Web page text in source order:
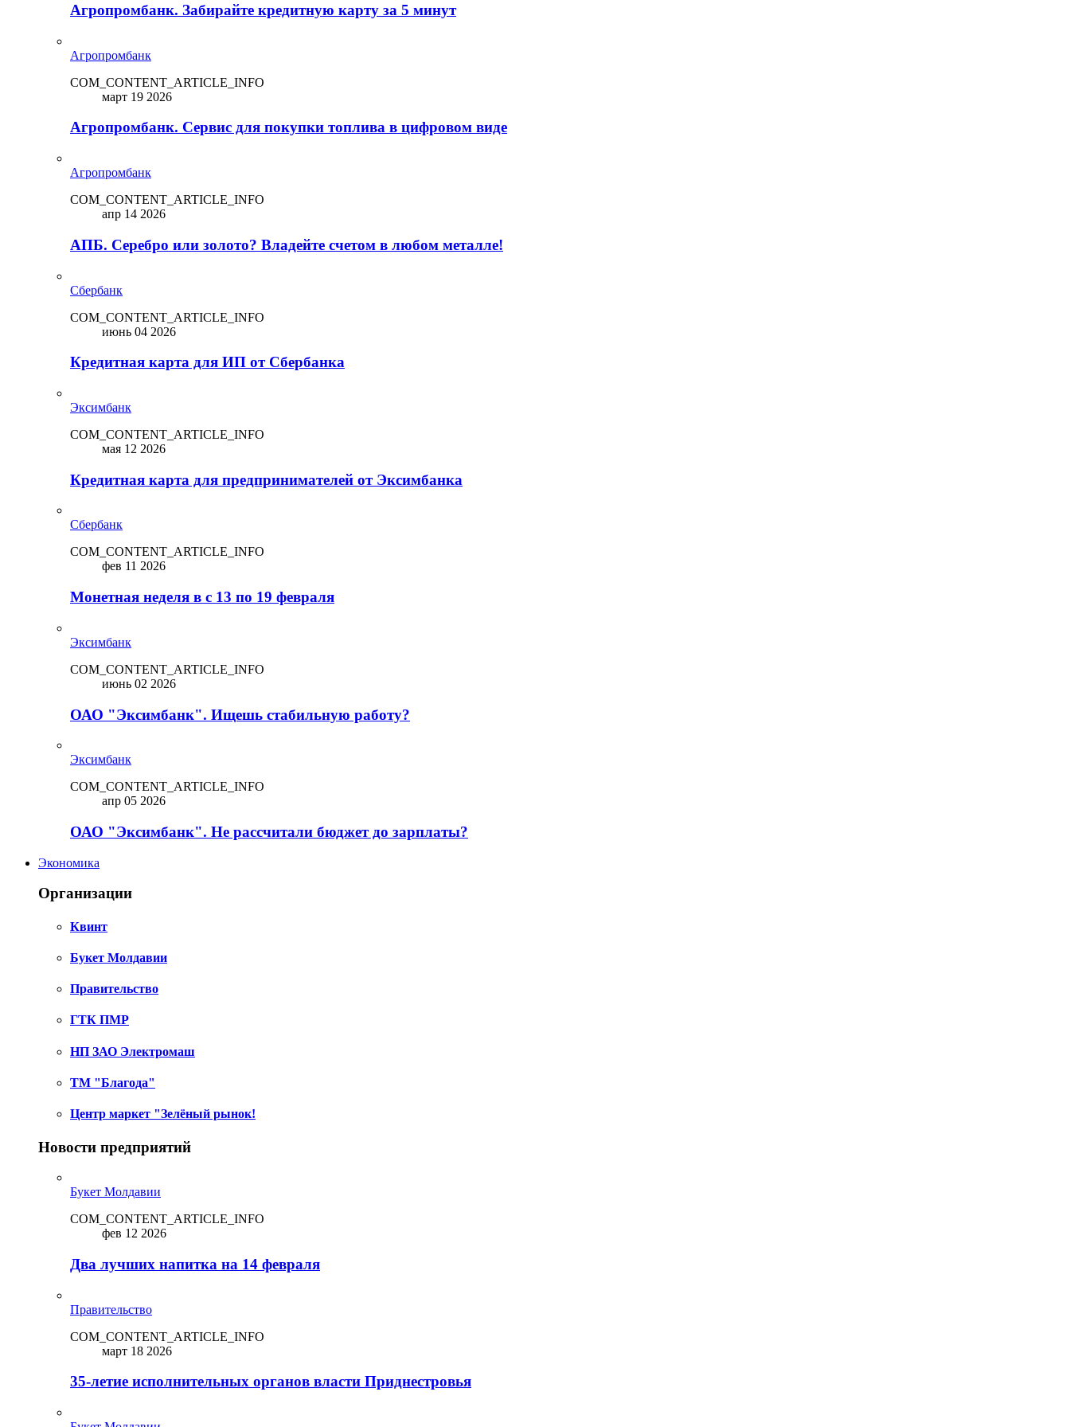
Агропромбанк. Забирайте кредитную карту за 5 минут
Агропромбанк
COM_CONTENT_ARTICLE_INFO
март 19 2026
Агропромбанк. Сервис для покупки топлива в цифровом виде
Агропромбанк
COM_CONTENT_ARTICLE_INFO
апр 14 2026
АПБ. Серебро или золото? Владейте счетом в любом металле!
Сбербанк
COM_CONTENT_ARTICLE_INFO
июнь 04 2026
Кредитная карта для ИП от Сбербанка
Эксимбанк
COM_CONTENT_ARTICLE_INFO
мая 12 2026
Кредитная карта для предпринимателей от Эксимбанка
Сбербанк
COM_CONTENT_ARTICLE_INFO
фев 11 2026
Монетная неделя в с 13 по 19 февраля
Эксимбанк
COM_CONTENT_ARTICLE_INFO
июнь 02 2026
ОАО "Эксимбанк". Ищешь стабильную работу?
Эксимбанк
COM_CONTENT_ARTICLE_INFO
апр 05 2026
ОАО "Эксимбанк". Не рассчитали бюджет до зарплаты?
Экономика
Организации
Квинт
Букет Молдавии
Правительство
ГТК ПМР
НП ЗАО Электромаш
ТМ "Благода"
Центр маркет "Зелёный рынок!
Новости предприятий
Букет Молдавии
COM_CONTENT_ARTICLE_INFO
фев 12 2026
Два лучших напитка на 14 февраля
Правительство
COM_CONTENT_ARTICLE_INFO
март 18 2026
35-летие исполнительных органов власти Приднестровья